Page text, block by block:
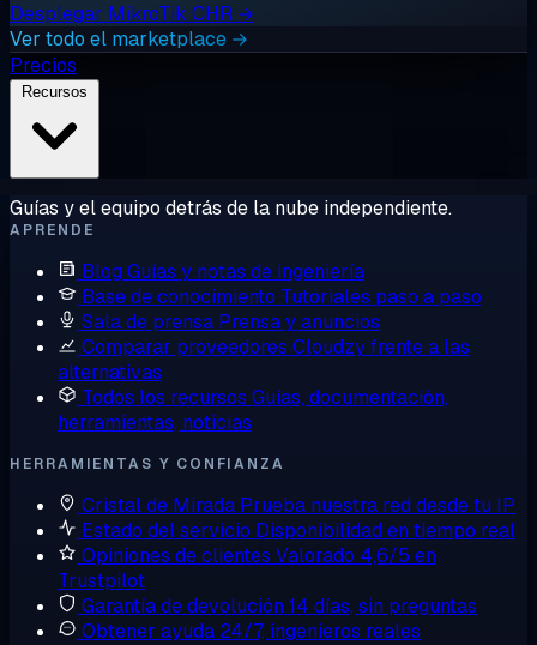
Desplegar MikroTik CHR →
Ver todo el marketplace →
Precios
Guías y el equipo detrás de la nube independiente.
APRENDE
Blog Guías y notas de ingeniería
Base de conocimiento Tutoriales paso a paso
Sala de prensa Prensa y anuncios
Comparar proveedores Cloudzy frente a las
alternativas
Todos los recursos Guías, documentación,
herramientas, noticias
HERRAMIENTAS Y CONFIANZA
Cristal de Mirada Prueba nuestra red desde tu IP
Estado del servicio Disponibilidad en tiempo real
Opiniones de clientes Valorado 4,6/5 en
Trustpilot
Garantía de devolución 14 días, sin preguntas
Obtener ayuda 24/7, ingenieros reales